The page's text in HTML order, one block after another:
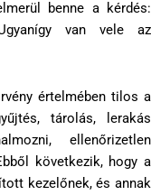
benne a kérdés:
van vele az
értelmében tilos a
tárolás, lerakás
ellenőrizetlen
következik, hogy a
kezelőnek, és annak